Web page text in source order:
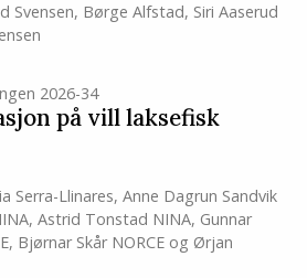
Svensen, Børge Alfstad, Siri Aaserud
2026-34
på vill laksefisk
Serra-Llinares, Anne Dagrun Sandvik
, Astrid Tonstad NINA, Gunnar
, Bjørnar Skår NORCEog Ørjan